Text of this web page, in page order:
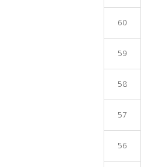
60
59
58
57
56